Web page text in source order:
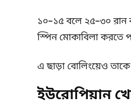
১০–১৫ বলে ২৫–৩০ রান
স্পিন মোকাবিলা করতে
এ ছাড়া বোলিংয়েও
ইউরোপিয়ান